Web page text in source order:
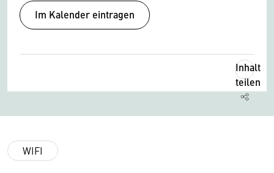
Im Kalender eintragen
Inhalt
teilen
WIFI